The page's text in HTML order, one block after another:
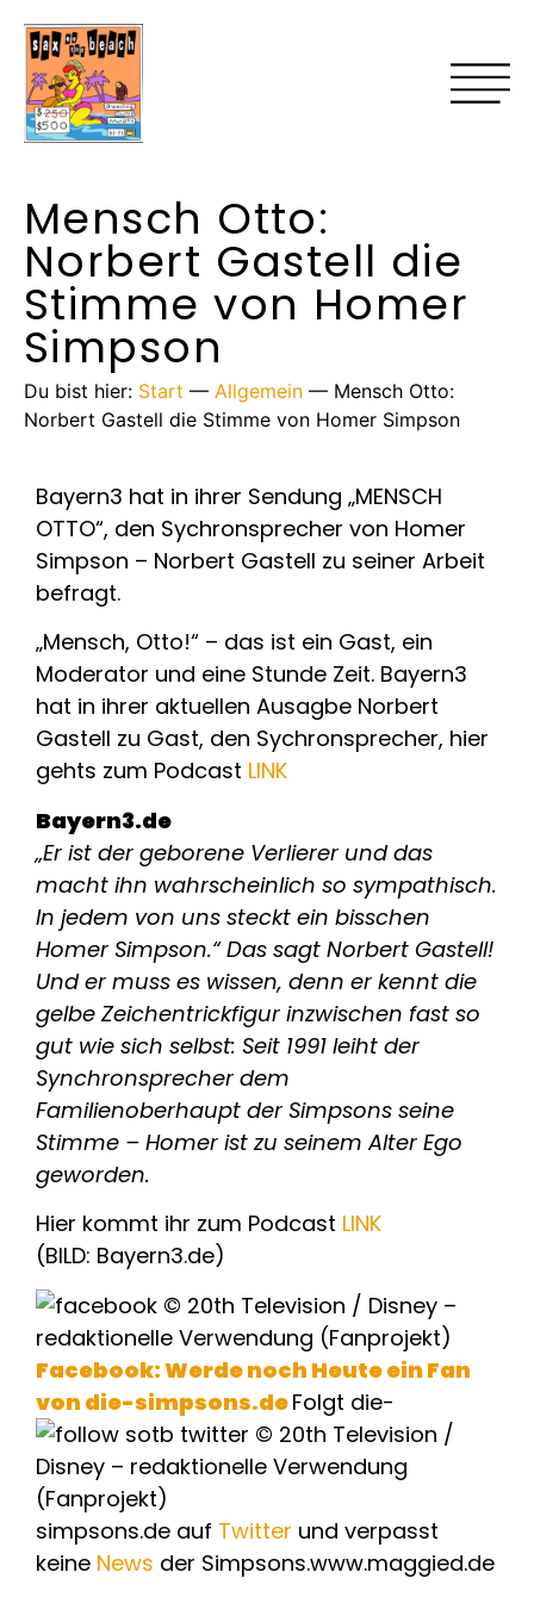
Mensch Otto:
Norbert Gastell die
Stimme von Homer
Simpson
Du bist hier: Start — Allgemein — Mensch Otto:
Norbert Gastell die Stimme von Homer Simpson
Bayern3 hat in ihrer Sendung „MENSCH
OTTO“, den Sychronsprecher von Homer
Simpson – Norbert Gastell zu seiner Arbeit
befragt.
„Mensch, Otto!“ – das ist ein Gast, ein
Moderator und eine Stunde Zeit. Bayern3
hat in ihrer aktuellen Ausagbe Norbert
Gastell zu Gast, den Sychronsprecher, hier
gehts zum Podcast LINK
Bayern3.de
„Er ist der geborene Verlierer und das
macht ihn wahrscheinlich so sympathisch.
In jedem von uns steckt ein bisschen
Homer Simpson.“ Das sagt Norbert Gastell!
Und er muss es wissen, denn er kennt die
gelbe Zeichentrickfigur inzwischen fast so
gut wie sich selbst: Seit 1991 leiht der
Synchronsprecher dem
Familienoberhaupt der Simpsons seine
Stimme – Homer ist zu seinem Alter Ego
geworden.
Hier kommt ihr zum Podcast LINK
(BILD: Bayern3.de)
Facebook: Werde noch Heute ein Fan
von die-simpsons.deFolgt die-
simpsons.de auf Twitter und verpasst
keine News der Simpsons.www.maggied.de